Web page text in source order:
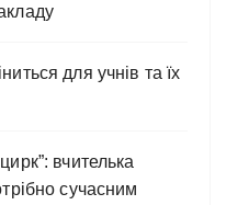
для учнів та їх
вчителька
сучасним